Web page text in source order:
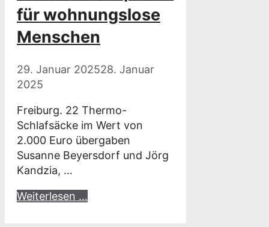
für wohnungslose
Menschen
29. Januar 202528. Januar
2025
Freiburg. 22 Thermo-
Schlafsäcke im Wert von
2.000 Euro übergaben
Susanne Beyersdorf und Jörg
Kandzia, …
Weiterlesen …